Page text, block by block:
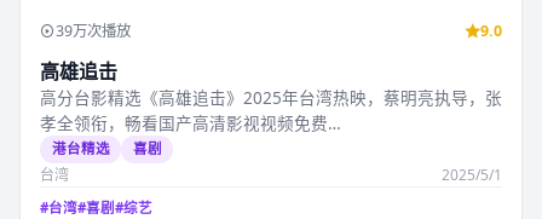
39万次播放 9.0
高雄追击
高分台影精选《高雄追击》2025年台湾热映，蔡明亮执导，张
孝全领衔，畅看国产高清影视视频免费…
港台精选 喜剧
台湾 2025/5/1
#台湾#喜剧#综艺